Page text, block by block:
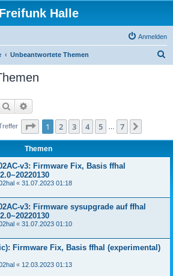
Freifunk Halle
Anmelden
Unbeantwortete Themen
Suche
Seite 1von
1 2 3 4 5 7
Themen
v3: Firmware Fix, Basis ffhal
« 31.07.2023 01:18
v3: Firmware sysupgrade auf ffhal
« 31.07.2023 01:10
Firmware Fix, Basis ffhal (experimental)
« 12.03.2023 01:13